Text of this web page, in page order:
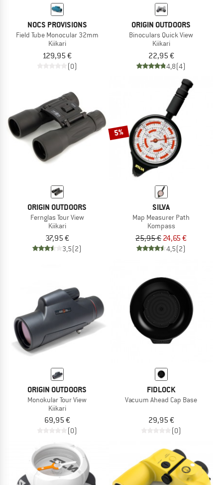
NOCS PROVISIONS
Field Tube Monocular 32mm
Kiikari
129,95 €
(0)
ORIGIN OUTDOORS
Binoculars Quick View
Kiikari
22,95 €
4,8(4)
ORIGIN OUTDOORS
Fernglas Tour View
Kiikari
37,95 €
3,5(2)
5%
SILVA
Map Measurer Path
Kompass
25,95 € 24,65 €
4,5(2)
ORIGIN OUTDOORS
Monokular Tour View
Kiikari
69,95 €
(0)
FIDLOCK
Vacuum Ahead Cap Base
29,95 €
(0)